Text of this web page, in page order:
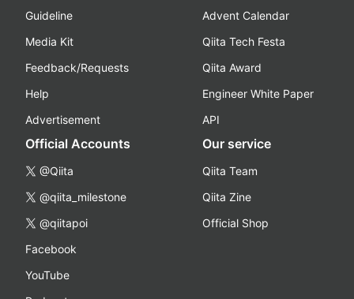
Guideline
Media Kit
Feedback/Requests
Help
Advertisement
Advent Calendar
Qiita Tech Festa
Qiita Award
Engineer White Paper
API
Official Accounts
@Qiita
@qiita_milestone
@qiitapoi
Facebook
YouTube
Our service
Qiita Team
Qiita Zine
Official Shop